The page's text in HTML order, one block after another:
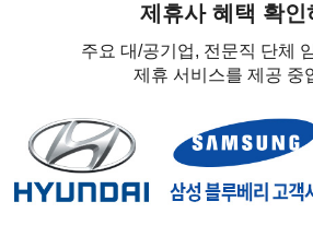
제휴사 혜택 확인
주요 대/공기업, 전문직 단체
제휴 서비스를 제공 중